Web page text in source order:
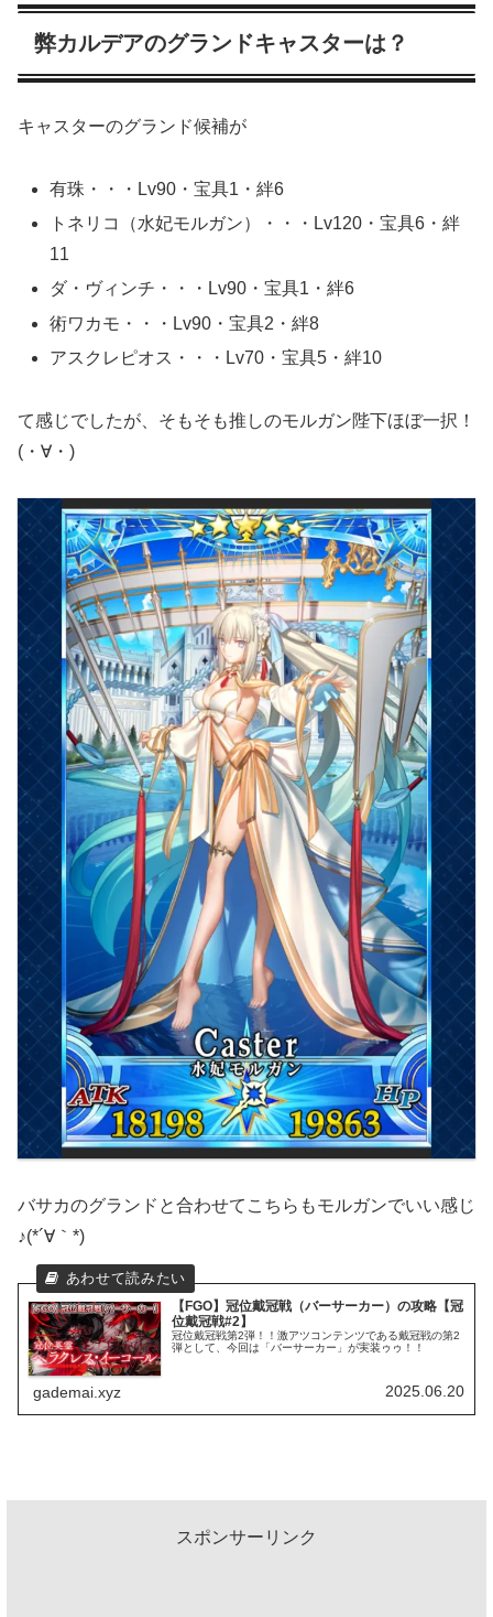
弊カルデアのグランドキャスターは？
キャスターのグランド候補が
有珠・・・Lv90・宝具1・絆6
トネリコ（水妃モルガン）・・・Lv120・宝具6・絆
11
ダ・ヴィンチ・・・Lv90・宝具1・絆6
術ワカモ・・・Lv90・宝具2・絆8
アスクレピオス・・・Lv70・宝具5・絆10
て感じでしたが、そもそも推しのモルガン陛下ほぼ一択！
(・∀・)
バサカのグランドと合わせてこちらもモルガンでいい感じ
♪(*´∀｀*)
【FGO】冠位戴冠戦（バーサーカー）の攻略【冠
位戴冠戦#2】
冠位戴冠戦第2弾！！激アツコンテンツである戴冠戦の第2
弾として、今回は「バーサーカー」が実装ゥゥ！！
gademai.xyz 2025.06.20
スポンサーリンク